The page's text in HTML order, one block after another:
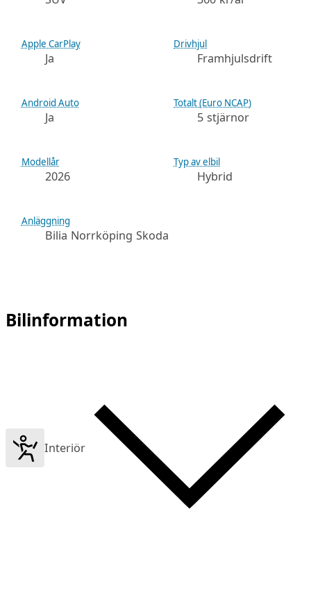
Apple CarPlay
Ja
Drivhjul
Framhjulsdrift
Android Auto
Ja
Totalt (Euro NCAP)
5 stjärnor
Modellår
2026
Typ av elbil
Hybrid
Anläggning
Bilia Norrköping Skoda
Bilinformation
Interiör